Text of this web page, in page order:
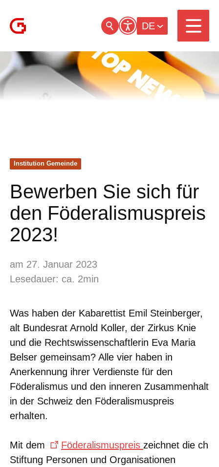
DE
Institution Gemeinde
Bewerben Sie sich für
den Föderalismuspreis
2023!
am 27. Januar 2023
Lesedauer: ca. 2min
Was haben der Kabarettist Emil Steinberger,
alt Bundesrat Arnold Koller, der Zirkus Knie
und die Rechtswissenschaftlerin Eva Maria
Belser gemeinsam? Alle vier haben in
Anerkennung ihrer Verdienste für den
Föderalismus und den inneren Zusammenhalt
in der Schweiz den Föderalismuspreis
erhalten.
Mit dem Föderalismuspreis zeichnet die ch
Stiftung Personen und Organisationen